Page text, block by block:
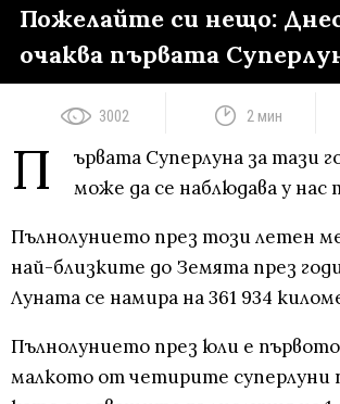
Пожелайте си нещо:
очаква първата
3002 2 мин
П
ървата Суперлуна за тази
може да се наблюдава у нас
Пълнолунието през този летен
най-близките до Земята през
Луната се намира на 361 934
Пълнолунието през юли е
малкото от четирите суперлуни